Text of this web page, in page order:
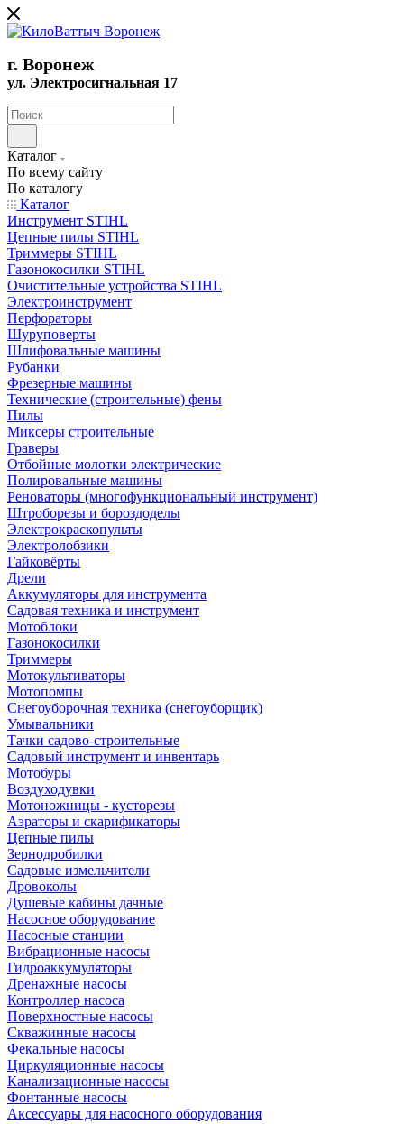
г. Воронеж
ул. Электросигнальная 17
Каталог
По всему сайту
По каталогу
Каталог
Инструмент STIHL
Цепные пилы STIHL
Триммеры STIHL
Газонокосилки STIHL
Очистительные устройства STIHL
Электроинструмент
Перфораторы
Шуруповерты
Шлифовальные машины
Рубанки
Фрезерные машины
Технические (строительные) фены
Пилы
Миксеры строительные
Граверы
Отбойные молотки электрические
Полировальные машины
Реноваторы (многофункциональный инструмент)
Штроборезы и бороздоделы
Электрокраскопульты
Электролобзики
Гайковёрты
Дрели
Аккумуляторы для инструмента
Садовая техника и инструмент
Мотоблоки
Газонокосилки
Триммеры
Мотокультиваторы
Мотопомпы
Снегоуборочная техника (снегоуборщик)
Умывальники
Тачки садово-строительные
Садовый инструмент и инвентарь
Мотобуры
Воздуходувки
Мотоножницы - кусторезы
Аэраторы и скарификаторы
Цепные пилы
Зернодробилки
Садовые измельчители
Дровоколы
Душевые кабины дачные
Насосное оборудование
Насосные станции
Вибрационные насосы
Гидроаккумуляторы
Дренажные насосы
Контроллер насоса
Поверхностные насосы
Скважинные насосы
Фекальные насосы
Циркуляционные насосы
Канализационные насосы
Фонтанные насосы
Аксессуары для насосного оборудования